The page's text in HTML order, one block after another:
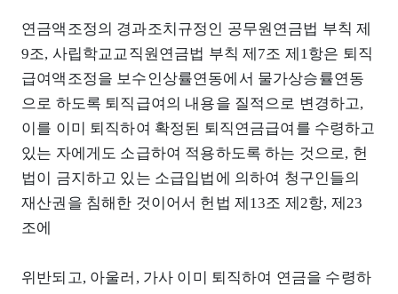
연금액조정의 경과조치규정인 공무원연금법 부칙 제
9조, 사립학교교직원연금법 부칙 제7조 제1항은 퇴직
급여액조정을 보수인상률연동에서 물가상승률연동
으로 하도록 퇴직급여의 내용을 질적으로 변경하고,
이를 이미 퇴직하여 확정된 퇴직연금급여를 수령하고
있는 자에게도 소급하여 적용하도록 하는 것으로, 헌
법이 금지하고 있는 소급입법에 의하여 청구인들의
재산권을 침해한 것이어서 헌법 제13조 제2항, 제23
조에
위반되고, 아울러, 가사 이미 퇴직하여 연금을 수령하